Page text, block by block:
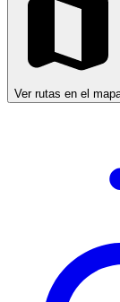
Ver rutas en el